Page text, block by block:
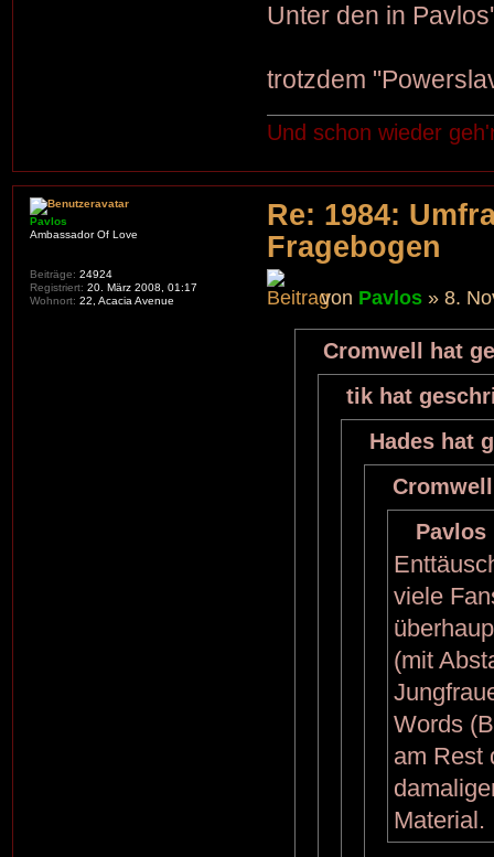
Unter den in
trotzdem
Und schon wieder
Re: 1984:
Fragebogen
von Pavlos » 8.
Cromwell hat
tik hat
Hades hat
Pavlos
viele
(mit
Words
am Rest
Material.
Pavlos
Ambassador Of Love
Beiträge: 24924
Registriert: 20. März 2008, 01:17
Wohnort: 22, Acacia Avenue